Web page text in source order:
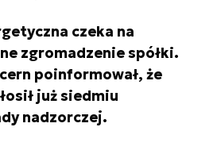
czeka na
zgromadzenie spółki.
poinformował, że
już siedmiu
nadzorczej.